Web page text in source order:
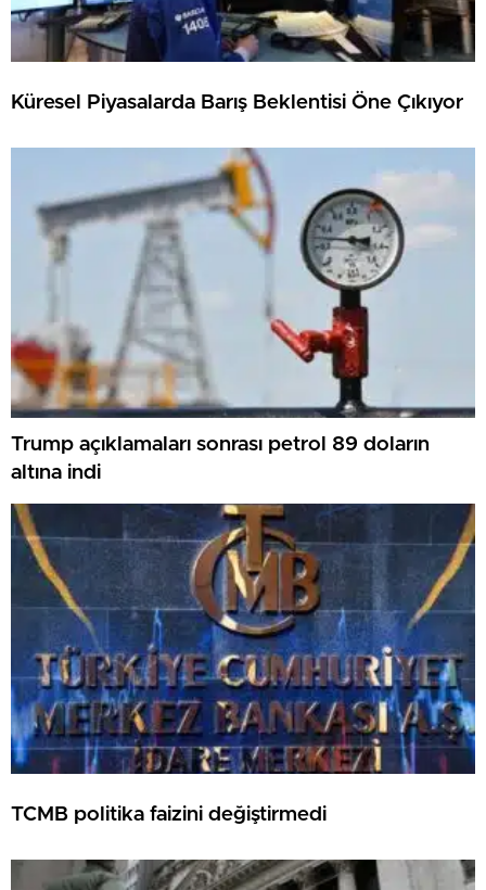
Küresel Piyasalarda Barış Beklentisi Öne Çıkıyor
Trump açıklamaları sonrası petrol 89 doların
altına indi
TCMB politika faizini değiştirmedi